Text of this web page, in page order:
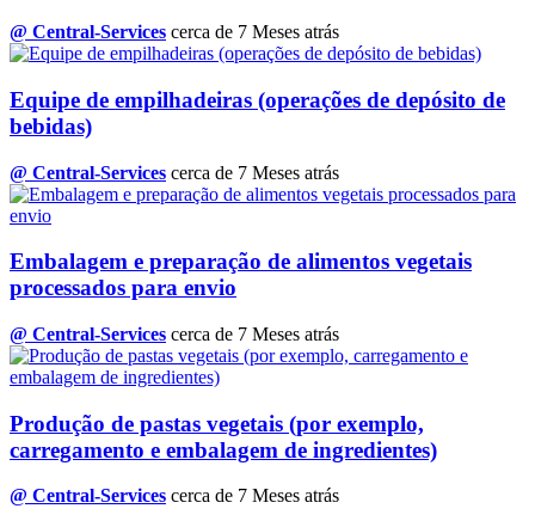
@ Central-Services cerca de 7 Meses atrás
Equipe de empilhadeiras (operações de depósito de
bebidas)
@ Central-Services cerca de 7 Meses atrás
Embalagem e preparação de alimentos vegetais
processados para envio
@ Central-Services cerca de 7 Meses atrás
Produção de pastas vegetais (por exemplo,
carregamento e embalagem de ingredientes)
@ Central-Services cerca de 7 Meses atrás